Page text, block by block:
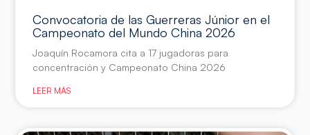
Convocatoria de las Guerreras Júnior en el
Campeonato del Mundo China 2026
Joaquín Rocamora cita a 17 jugadoras para
concentración y Campeonato China 2026
LEER MÁS